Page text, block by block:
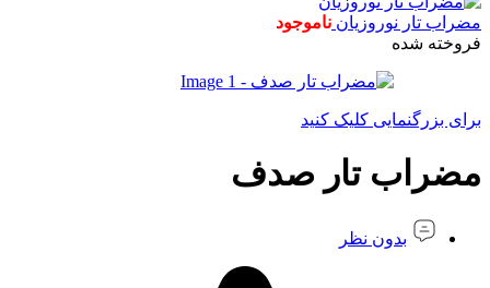
مضراب تار نوروزیان ناموجود
فروخته شده
برای بزرگنمایی کلیک کنید
مضراب تار صدف
بدون نظر